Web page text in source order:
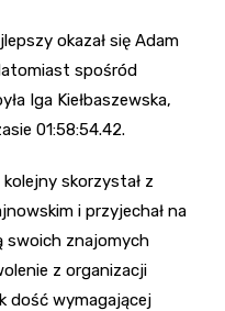
okazał się Adam
spośród
Iga Kiełbaszewska,
01:58:54.42.
skorzystał z
i przyjechał na
swoich znajomych
z organizacji
dość wymagającej